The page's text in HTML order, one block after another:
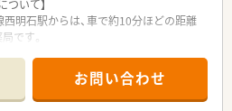
ついて】
明石駅からは、車で約10分ほどの距離
です。
ます。
均40枚程度ですが、地域の信頼も厚く月
ています。
お問い合わせ